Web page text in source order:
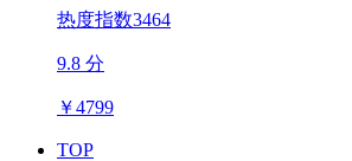
热度指数3464
9.8 分
￥4799
TOP